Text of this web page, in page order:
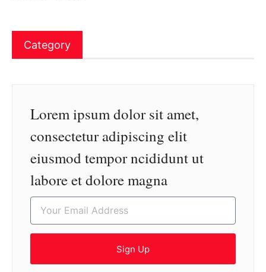
Category
Lorem ipsum dolor sit amet,
consectetur adipiscing elit
eiusmod tempor ncididunt ut
labore et dolore magna
Sign Up